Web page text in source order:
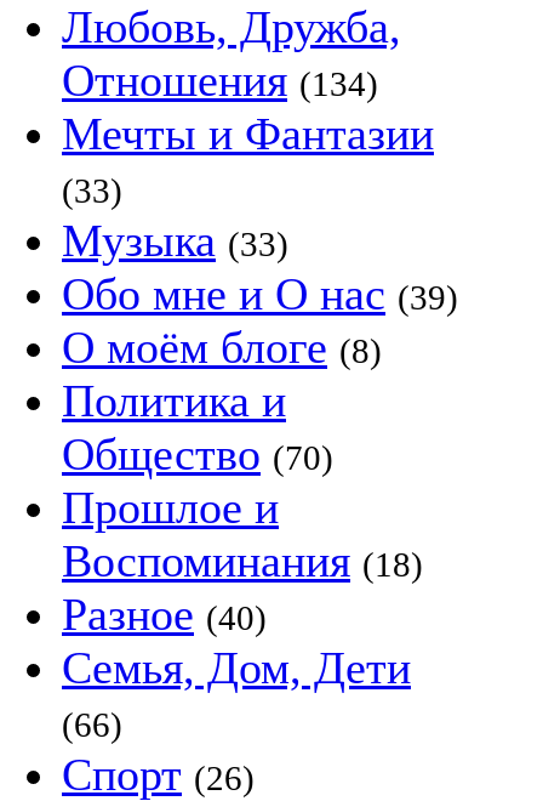
Любовь, Дружба,
Отношения (134)
Мечты и Фантазии
(33)
Музыка (33)
Обо мне и О нас (39)
О моём блоге (8)
Политика и
Общество (70)
Прошлое и
Воспоминания (18)
Разное (40)
Семья, Дом, Дети
(66)
Спорт (26)